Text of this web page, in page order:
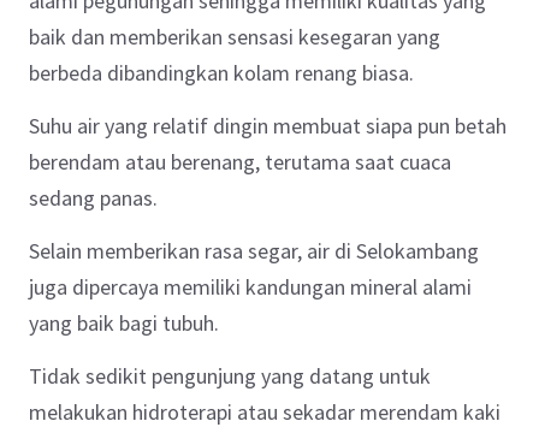
baik dan memberikan sensasi kesegaran yang
berbeda dibandingkan kolam renang biasa.
Suhu air yang relatif dingin membuat siapa pun betah
berendam atau berenang, terutama saat cuaca
sedang panas.
Selain memberikan rasa segar, air di Selokambang
juga dipercaya memiliki kandungan mineral alami
yang baik bagi tubuh.
Tidak sedikit pengunjung yang datang untuk
melakukan hidroterapi atau sekadar merendam kaki